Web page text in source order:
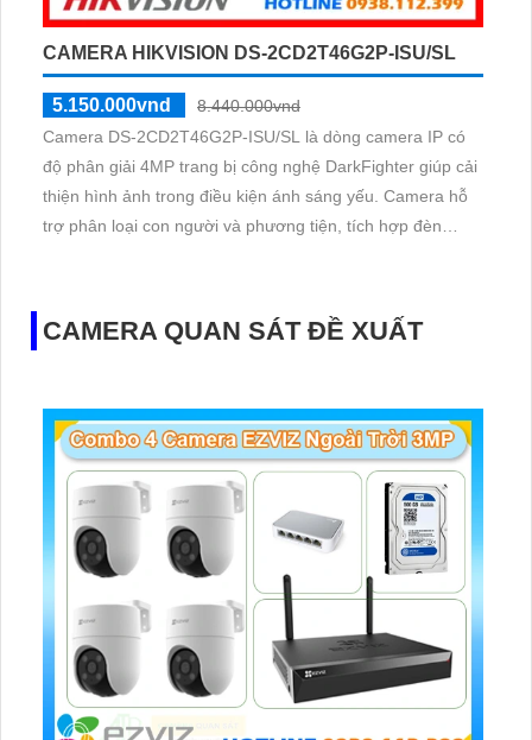
CAMERA HIKVISION DS-2CD2T46G2P-ISU/SL
5.150.000vnd
8.440.000vnd
Camera DS-2CD2T46G2P-ISU/SL là dòng camera IP có
độ phân giải 4MP trang bị công nghệ DarkFighter giúp cải
thiện hình ảnh trong điều kiện ánh sáng yếu. Camera hỗ
trợ phân loại con người và phương tiện, tích hợp đèn
CAMERA QUAN SÁT ĐỀ XUẤT